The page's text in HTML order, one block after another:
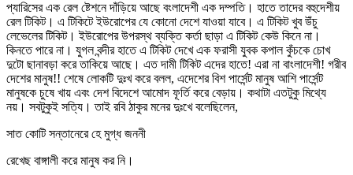
প্যারিসের এক রেল ষ্টেশনে দাঁড়িয়ে আছে বংলাদেশী এক দম্পতি। হাতে তাদের বহুদেশীয়
রেল টিকিট। এ টিকিটে ইউরোপের যে কোনো দেশে যাওয়া যাবে। এ টিকিট খুব উঁচু
লেভেলের টিকিট। ইউরোপের উপরস্থ ব্যক্তি কর্তা ছাড়া এ টিকিট কেউ কিনে না।
কিনতে পারে না। যুগল বন্দীর হাতে এ টিকিট দেখে এক ফরাসী যুবক কপাল কুঁচকে চোখ
দুটো ছানাবড়া করে তাকিয়ে আছে। এত দামী টিকিট এদের হাতে! এরা না বাংলাদেশী! গরীব
দেশের মানুষ!! শেষে লোকটি দুঃখ করে বলল, এদেশের বিশ পার্সেন্ট মানুষ আশি পার্সেন্ট
মানুষকে চুষে খায় এবং দেশ বিদেশে আমোদ ফূর্তি করে বেড়ায়। কথাটা এতটুকু মিথ্যে
নয়। সবটুকুই সত্যি। তাই রবি ঠাকুর মনের দুঃখে বলেছিলেন,
সাত কোটি সন্তানেরে হে মুগ্ধ জননী
রেখেছ বাঙ্গালী করে মানুষ কর নি।